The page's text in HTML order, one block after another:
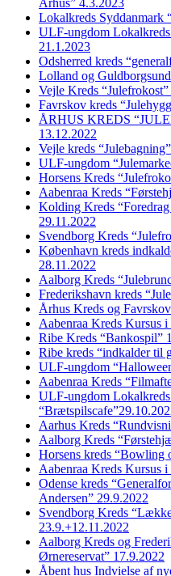
Århus” 4.3.2023
Lokalkreds Syddanmark
ULF-ungdom
21.1.2023
Odsherred kreds
Lolland og
Vejle Kreds
Favrskov kreds
ÅRHUS KREDS
13.12.2022
Vejle kreds
ULF-ungdom
Horsens Kreds
Aabenraa Kreds
Kolding Kreds
29.11.2022
Svendborg Kreds
København kreds
28.11.2022
Aalborg Kreds
Frederikshavn kreds
Århus Kreds og
Aabenraa Kreds Kursus i
Ribe Kreds “Bankospil”
Ribe kreds “indkalder til
ULF-ungdom
Aabenraa Kreds
ULF-ungdom
Aarhus Kreds
Aalborg Kreds
Horsens kreds “Bowling
Aabenraa Kreds Kursus i
Odense kreds
Andersen” 29.9.2022
Svendborg Kreds
23.9.+12.11.2022
Aalborg Kreds og
Ørnereservat” 17.9.2022
Åbent hus Indvielse af